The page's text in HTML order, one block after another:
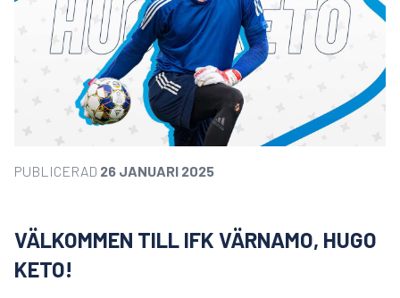
PUBLICERAD 26 JANUARI 2025
VÄLKOMMEN TILL IFK VÄRNAMO, HUGO
KETO!